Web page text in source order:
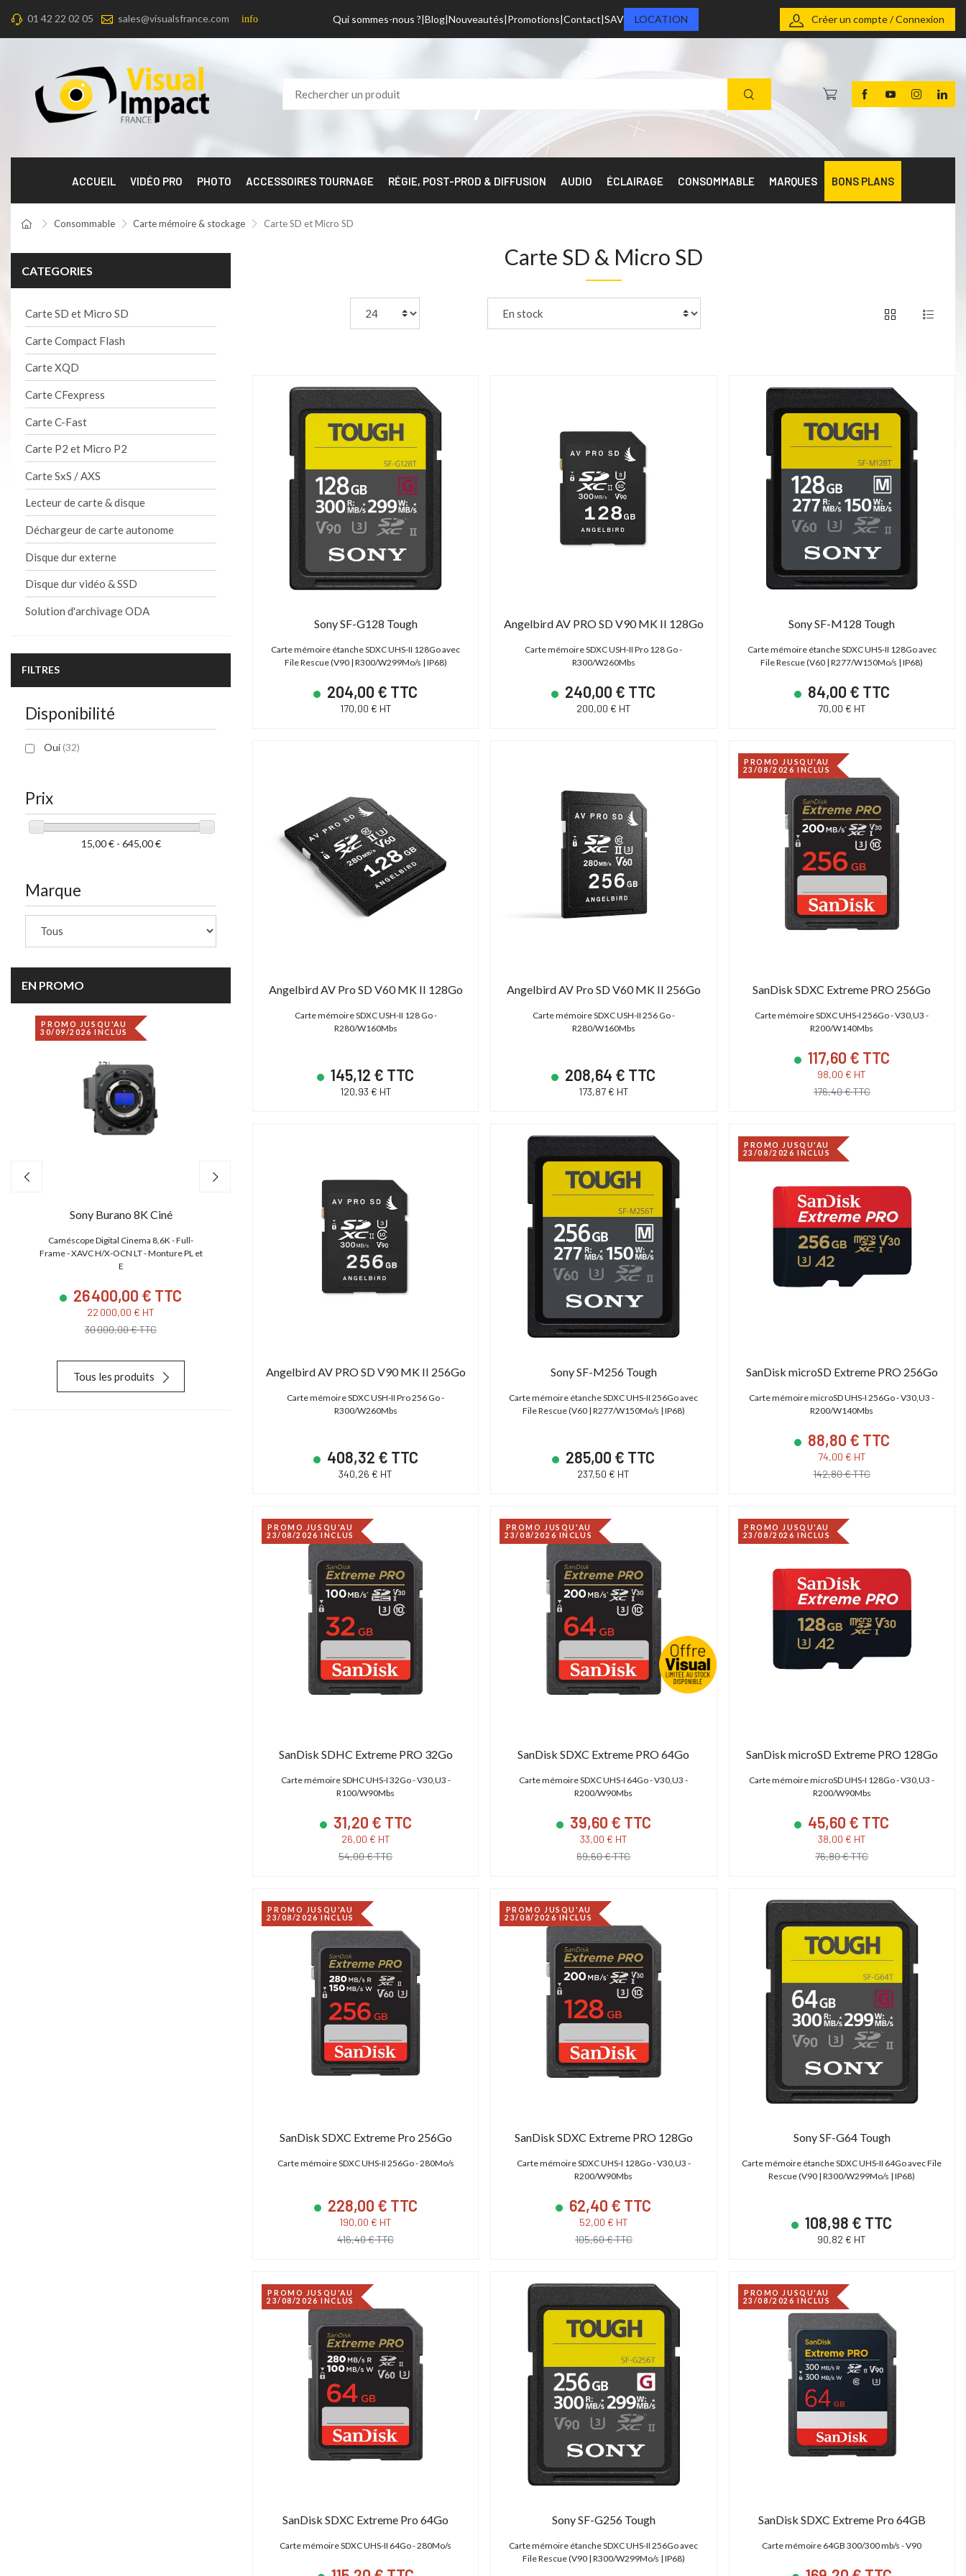
01 42 22 02 05 sales@visualsfrance.com info Qui sommes-nous ? Blog Nouveautés Promotions Contact SAV LOCATION Créer un compte / Connexion
ACCUEIL VIDÉO PRO PHOTO ACCESSOIRES TOURNAGE RÉGIE, POST-PROD & DIFFUSION AUDIO ÉCLAIRAGE CONSOMMABLE MARQUES BONS PLANS
Consommable Carte mémoire & stockage Carte SD et Micro SD
CATEGORIES
Carte SD et Micro SD
Carte Compact Flash
Carte XQD
Carte CFexpress
Carte C-Fast
Carte P2 et Micro P2
Carte SxS / AXS
Lecteur de carte & disque
Déchargeur de carte autonome
Disque dur externe
Disque dur vidéo & SSD
Solution d'archivage ODA
FILTRES
Disponibilité
Oui(32)
Prix
15,00 € - 645,00 €
Marque
EN PROMO
PROMO JUSQU'AU
30/09/2026 INCLUS
Sony Burano 8K Ciné
Caméscope Digital Cinema 8,6K - Full-
Frame - XAVC H/X-OCN LT - Monture PL et
E
26 400,00 € TTC
22 000,00 € HT
30 000,00 € TTC
Canon EOS C700 PL
Caméscope 4K/2K/HD - XF AVC/ProRes -
CMOS S35 4.5K - Monture PL
23 880,00 € TTC
ABonAir AB4000 4K HDR
Kit 1 émetteur / 1 récepteur vidéo sans fil
4K HDR Full Duplex 300m / 12G-SDI & HDMI
15 600,00 € TTC
13 000,00 € HT
21 600,00 € TTC
SHAPE TPSG15EU - Génératrice électrique 15000 Basecamp Version EU
Power Station 15000 - Générateur portable
PROMO JUSQU'AU
31/12/2026 INCLUS
Cartoni Magnum
Tête fluide studio et OB 30-
Tous les produits
Carte SD & Micro SD
Sony SF-G128 Tough
Carte mémoire étanche SDXC UHS-II 128Go avec
File Rescue (V90 | R300/W299Mo/s | IP68)
204,00 € TTC
170,00 € HT
Angelbird AV PRO SD V90 MK II 128Go
Carte mémoire SDXC USH-II Pro 128 Go -
R300/W260Mbs
240,00 € TTC
200,00 € HT
Sony SF-M128 Tough
Carte mémoire étanche SDXC UHS-II 128Go avec
File Rescue (V60 | R277/W150Mo/s | IP68)
84,00 € TTC
70,00 € HT
Angelbird AV Pro SD V60 MK II 128Go
Carte mémoire SDXC USH-II 128 Go -
R280/W160Mbs
145,12 € TTC
120,93 € HT
Angelbird AV Pro SD V60 MK II 256Go
Carte mémoire SDXC USH-II 256 Go -
R280/W160Mbs
208,64 € TTC
173,87 € HT
PROMO JUSQU'AU
23/08/2026 INCLUS
SanDisk SDXC Extreme PRO 256Go
Carte mémoire SDXC UHS-I 256Go - V30,U3 -
R200/W140Mbs
117,60 € TTC
98,00 € HT
176,40 € TTC
Angelbird AV PRO SD V90 MK II 256Go
Carte mémoire SDXC USH-II Pro 256 Go -
R300/W260Mbs
408,32 € TTC
340,26 € HT
Sony SF-M256 Tough
Carte mémoire étanche SDXC UHS-II 256Go avec
File Rescue (V60 | R277/W150Mo/s | IP68)
285,00 € TTC
237,50 € HT
PROMO JUSQU'AU
23/08/2026 INCLUS
SanDisk microSD Extreme PRO 256Go
Carte mémoire microSD UHS-I 256Go - V30,U3 -
R200/W140Mbs
88,80 € TTC
74,00 € HT
142,80 € TTC
PROMO JUSQU'AU
23/08/2026 INCLUS
SanDisk SDHC Extreme PRO 32Go
Carte mémoire SDHC UHS-I 32Go - V30,U3 -
R100/W90Mbs
31,20 € TTC
26,00 € HT
54,00 € TTC
PROMO JUSQU'AU
23/08/2026 INCLUS
SanDisk SDXC Extreme PRO 64Go
Carte mémoire SDXC UHS-I 64Go - V30,U3 -
R200/W90Mbs
39,60 € TTC
33,00 € HT
69,60 € TTC
PROMO JUSQU'AU
23/08/2026 INCLUS
SanDisk microSD Extreme PRO 128Go
Carte mémoire microSD UHS-I 128Go - V30,U3 -
R200/W90Mbs
45,60 € TTC
38,00 € HT
76,80 € TTC
PROMO JUSQU'AU
23/08/2026 INCLUS
SanDisk SDXC Extreme Pro 256Go
Carte mémoire SDXC UHS-II 256Go - 280Mo/s
228,00 € TTC
190,00 € HT
416,40 € TTC
PROMO JUSQU'AU
23/08/2026 INCLUS
SanDisk SDXC Extreme PRO 128Go
Carte mémoire SDXC UHS-I 128Go - V30,U3 -
R200/W90Mbs
62,40 € TTC
52,00 € HT
105,60 € TTC
Sony SF-G64 Tough
Carte mémoire étanche SDXC UHS-II 64Go avec File
Rescue (V90 | R300/W299Mo/s | IP68)
108,98 € TTC
90,82 € HT
PROMO JUSQU'AU
23/08/2026 INCLUS
SanDisk SDXC Extreme Pro 64Go
Carte mémoire SDXC UHS-II 64Go - 280Mo/s
Sony SF-G256 Tough
Carte mémoire étanche SDXC UHS-II 256Go avec
File Rescue (V90 | R300/W299Mo/s | IP68)
PROMO JUSQU'AU
23/08/2026 INCLUS
SanDisk SDXC Extreme Pro 64GB
Carte mémoire 64GB 300/300 mb/s - V90